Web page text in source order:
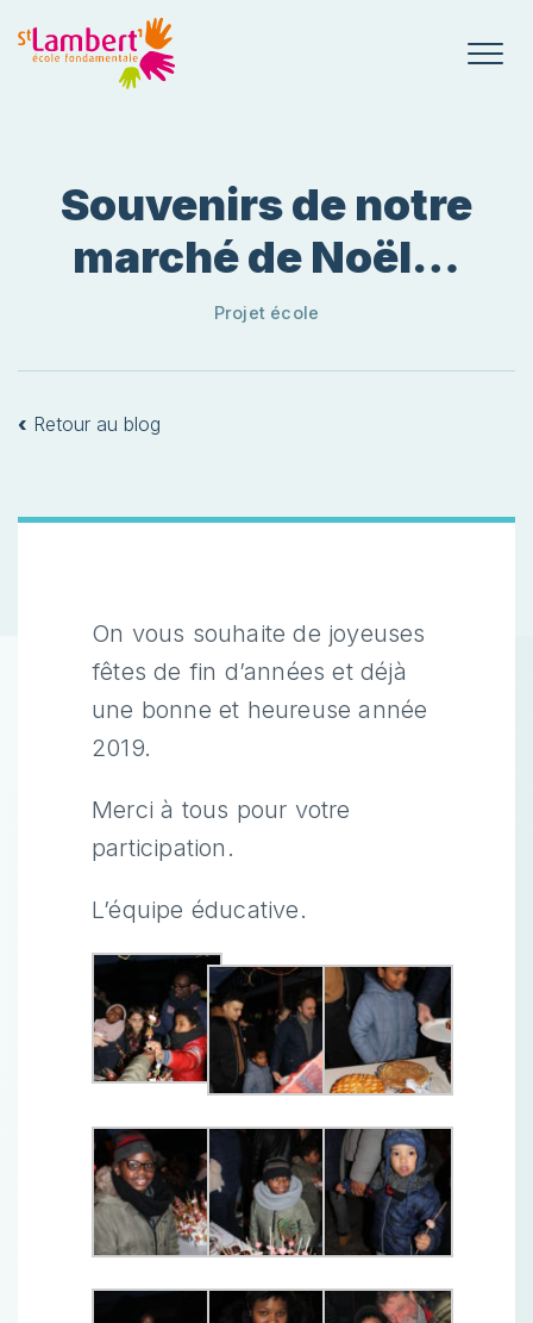
Souvenirs de notre
marché de Noël…
Projet école
‹ Retour au blog
On vous souhaite de joyeuses
fêtes de fin d’années et déjà
une bonne et heureuse année
2019.
Merci à tous pour votre
participation.
L’équipe éducative.